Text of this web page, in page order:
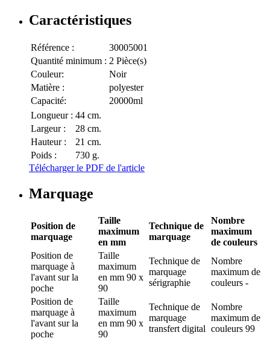
Caractéristiques
Référence :
30005001
Quantité minimum : 2 Pièce(s)
Couleur:
Noir
Matière :
polyester
Capacité:
20000ml
Longueur : 44 cm.
Largeur :
28 cm.
Hauteur :
21 cm.
Poids :
730 g.
Télécharger le PDF de l'article
Marquage
Position de
marquage
Taille
maximum
en mm
Technique de
marquage
Nombre
maximum
de couleurs
Position de
marquage à
l'avant sur la
poche
Taille
maximum
en mm 90 x
90
Technique de
marquage
sérigraphie
Nombre
maximum de
couleurs -
Position de
marquage à
l'avant sur la
poche
Taille
maximum
en mm 90 x
90
Technique de
marquage
transfert digital
Nombre
maximum de
couleurs 99